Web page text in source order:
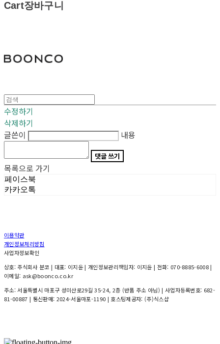
Cart장바구니
수정하기
삭제하기
글쓴이
내용
댓글 쓰기
목록으로 가기
페이스북
카카오톡
이용약관
개인정보처리방침
사업자정보확인
상호: 주식회사 분코 | 대표: 이지윤 | 개인정보관리책임자: 이지윤 | 전화: 070-8885-6008 |
이메일: ask@boonco.co.kr
주소: 서울특별시 마포구 성미산로29길 35-24, 2층 (반품 주소 아님) | 사업자등록번호: 682-
81-00887 | 통신판매: 2024-서울마포-1190 | 호스팅제공자: (주)식스샵